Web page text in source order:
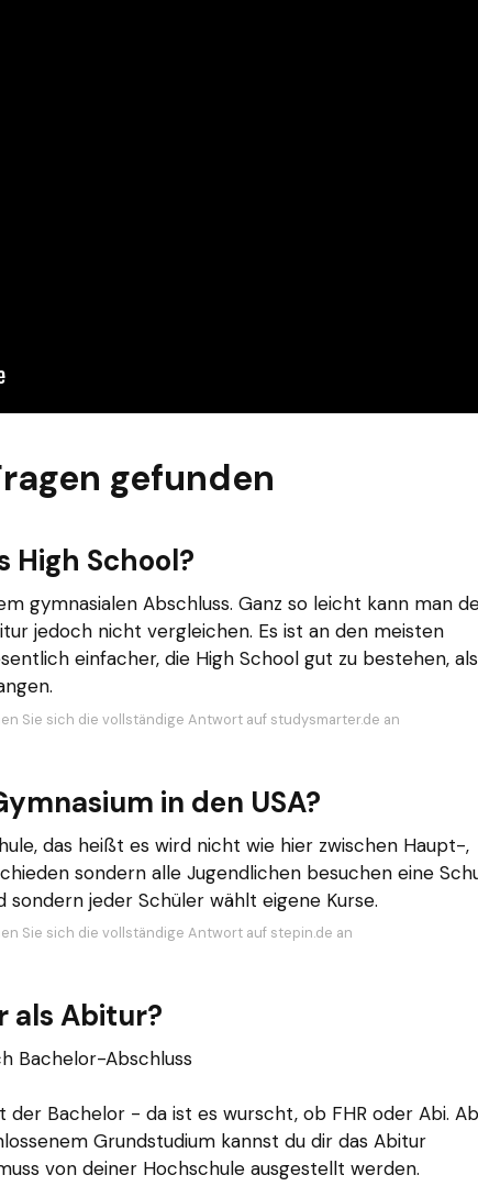
gefunden
High School?
gymnasialen Abschluss. Ganz so leicht kann man
jedoch nicht vergleichen. Es ist an den meisten
einfacher, die High School gut zu bestehen,
Sie sich die vollständige Antwort auf studysmarter.de an
in den USA?
das heißt es wird nicht wie hier zwischen Haupt-,
sondern alle Jugendlichen besuchen eine
sondern jeder Schüler wählt eigene Kurse.
Sie sich die vollständige Antwort auf stepin.de an
als Abitur?
Bachelor-Abschluss
der Bachelor - da ist es wurscht, ob FHR oder Abi.
Grundstudium kannst du dir das Abitur
von deiner Hochschule ausgestellt werden.